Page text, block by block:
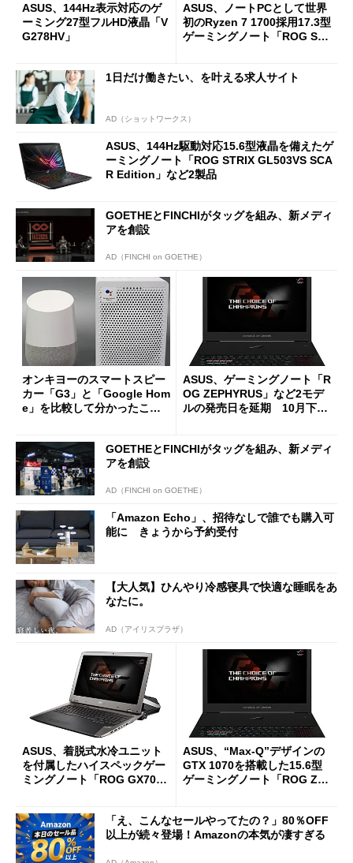
ASUS、144Hz表示対応のゲ
ーミング27型フルHD液晶「V
G278HV」
ASUS、ノートPCとして世界
初のRyzen 7 1700採用17.3型
ゲーミングノート「ROG ST
1日だけ働きたい、を叶える求人サイト
AD（ショットワークス）
ASUS、144Hz駆動対応15.6型液晶を備えたゲ
ーミングノート「ROG STRIX GL503VS SCA
R Edition」など2製品
GOETHEとFINCHIがタッグを組み、新メディ
アを創設
AD（FINCHI on GOETHE）
オンキヨーのスマートスピー
カー「G3」と「Google Hom
e」を比較して分かったこと
ASUS、ゲーミングノート「R
OG ZEPHYRUS」など2モデ
ルの発売日を延期 10月下旬
GOETHEとFINCHIがタッグを組み、新メディ
アを創設
AD（FINCHI on GOETHE）
「Amazon Echo」、招待なしで誰でも購入可
能に きょうから予約受付
【大人気】ひんやり冷感寝具で快適な睡眠をあ
なたに。
AD（アイリスプラザ）
ASUS、着脱式水冷ユニット
を付属したハイスペックゲー
ミングノート「ROG GX700V
ASUS、“Max-Q”デザインの
GTX 1070を搭載した15.6型
ゲーミングノート「ROG ZE
「え、こんなセールやってたの？」80％OFF
以上が続々登場！Amazonの本気が凄すぎる